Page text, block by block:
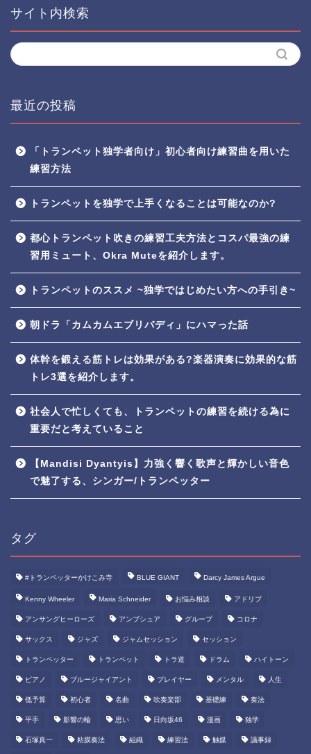
サイト内検索
最近の投稿
「トランペット独学者向け」初心者向け練習曲を用いた
練習方法
トランペットを独学で上手くなることは可能なのか?
都心トランペット吹きの練習工夫方法とコスパ最強の練
習用ミュート、Okra Muteを紹介します。
トランペットのススメ ~独学ではじめたい方への手引き~
朝ドラ「カムカムエブリバディ」にハマった話
体幹を鍛える筋トレは効果がある?楽器演奏に効果的な筋
トレ3選を紹介します。
社会人で忙しくても、トランペットの練習を続ける為に
重要だと考えていること
【Mandisi Dyantyis】力強く響く歌声と輝かしい音色
で魅了する、シンガー/トランペッター
タグ
#トランペッターかけこみ寺 BLUE GIANT Darcy James Argue
Kenny Wheeler Maria Schneider お悩み相談 アドリブ
アンサングヒーローズ アンブシュア グループ コロナ
サックス ジャズ ジャムセッション セッション
トランペッター トランペット トラ道 ドラム ハイトーン
ピアノ ブルージャイアント プレイヤー メンタル 人生
低予算 初心者 名曲 吹奏楽部 基礎練 奏法
平手 影響の輪 思い 日向坂46 漫画 独学
石塚真一 粘膜奏法 組織 練習法 触媒 議事録